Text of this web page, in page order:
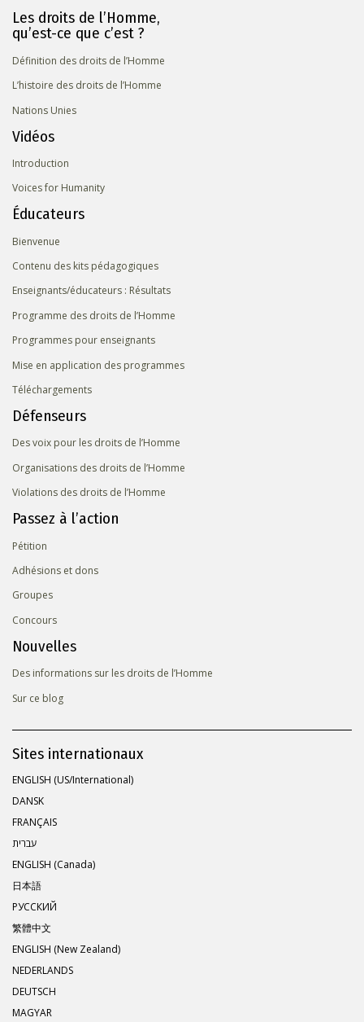
Les droits de l’Homme,
qu’est-ce que c’est ?
Définition des droits de l’Homme
L’histoire des droits de l’Homme
Nations Unies
Vidéos
Introduction
Voices for Humanity
Éducateurs
Bienvenue
Contenu des kits pédagogiques
Enseignants/éducateurs : Résultats
Programme des droits de l’Homme
Programmes pour enseignants
Mise en application des programmes
Téléchargements
Défenseurs
Des voix pour les droits de l’Homme
Organisations des droits de l’Homme
Violations des droits de l’Homme
Passez à l’action
Pétition
Adhésions et dons
Groupes
Concours
Nouvelles
Des informations sur les droits de l’Homme
Sur ce blog
Sites internationaux
ENGLISH (US/International)
DANSK
FRANÇAIS
עברית
ENGLISH (Canada)
日本語
РУССКИЙ
繁體中文
ENGLISH (New Zealand)
NEDERLANDS
DEUTSCH
MAGYAR